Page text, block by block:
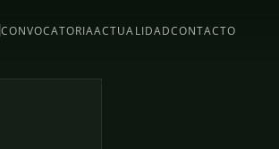
CONVOCATORIAACTUALIDADCONTACTO